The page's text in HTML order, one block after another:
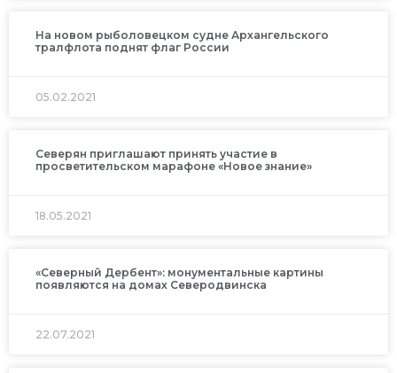
На новом рыболовецком судне Архангельского
тралфлота поднят флаг России
05.02.2021
Северян приглашают принять участие в
просветительском марафоне «Новое знание»
18.05.2021
«Северный Дербент»: монументальные картины
появляются на домах Северодвинска
22.07.2021